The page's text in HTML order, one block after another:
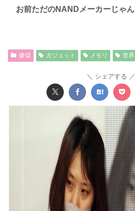
お前ただのNANDメーカーじゃん
嫌儲 ガジェット メモリ 世界
シェアする